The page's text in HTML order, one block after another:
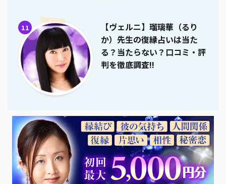
11
【ヴェルニ】瑠璃華（るり
か）先生の復縁占いは当た
る？当たらない？口コミ・評
判を徹底調査!!